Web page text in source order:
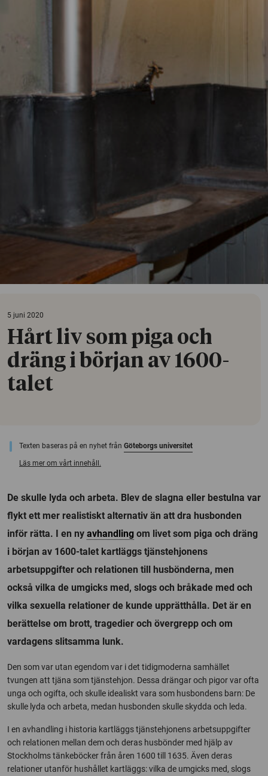
5 juni 2020
Hårt liv som piga och
dräng i början av 1600-
talet
Texten baseras på en nyhet från Göteborgs universitet
Läs mer om vårt innehåll.
De skulle lyda och arbeta. Blev de slagna eller bestulna var
flykt ett mer realistiskt alternativ än att dra husbonden
inför rätta. I en ny avhandling om livet som piga och dräng
i början av 1600-talet kartläggs tjänstehjonens
arbetsuppgifter och relationen till husbönderna, men
också vilka de umgicks med, slogs och bråkade med och
vilka sexuella relationer de kunde upprätthålla. Det är en
berättelse om brott, tragedier och övergrepp och om
vardagens slitsamma lunk.
Den som var utan egendom var i det tidigmoderna samhället
tvungen att tjäna som tjänstehjon. Dessa drängar och pigor var ofta
unga och ogifta, och skulle idealiskt vara som husbondens barn: De
skulle lyda och arbeta, medan husbonden skulle skydda och leda.
I en avhandling i historia kartläggs tjänstehjonens arbetsuppgifter
och relationen mellan dem och deras husbönder med hjälp av
Stockholms tänkeböcker från åren 1600 till 1635. Även deras
relationer utanför hushållet kartläggs: vilka de umgicks med, slogs